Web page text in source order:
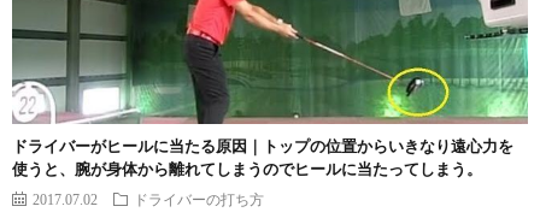
ドライバーがヒールに当たる原因｜トップの位置からいきなり遠心力を
使うと、腕が身体から離れてしまうのでヒールに当たってしまう。
2017.07.02 ドライバーの打ち方